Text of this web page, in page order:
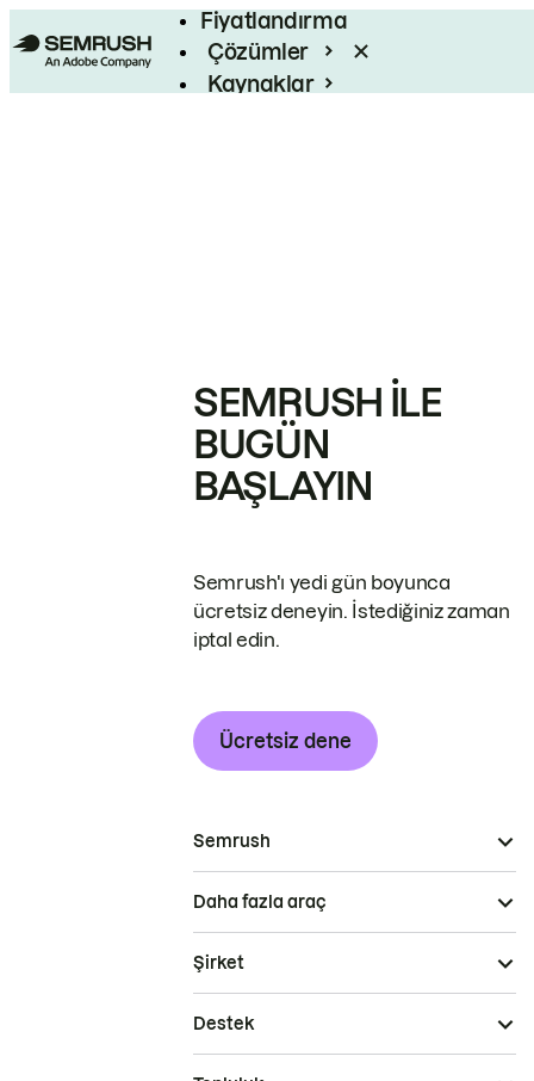
Fiyatlandırma
Çözümler
Kaynaklar
SEMRUSH ILE
BUGÜN
BAŞLAYIN
Semrush'ı yedi gün boyunca
ücretsiz deneyin. İstediğiniz zaman
iptal edin.
Ücretsiz dene
Semrush
Daha fazla araç
Şirket
Destek